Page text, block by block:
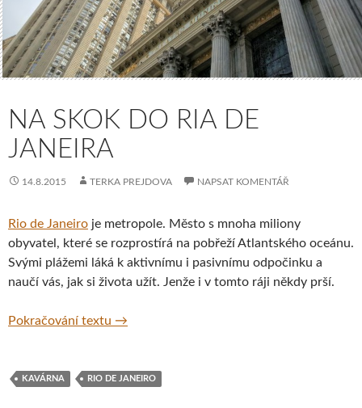
NA SKOK DO RIA DE
JANEIRA
14.8.2015 TERKA PREJDOVA NAPSAT KOMENTÁŘ
Rio de Janeiro je metropole. Město s mnoha miliony
obyvatel, které se rozprostírá na pobřeží Atlantského oceánu.
Svými plážemi láká k aktivnímu i pasivnímu odpočinku a
naučí vás, jak si života užít. Jenže i v tomto ráji někdy prší.
Pokračování textu Na skok do Ria de Janeira
→
KAVÁRNA RIO DE JANEIRO